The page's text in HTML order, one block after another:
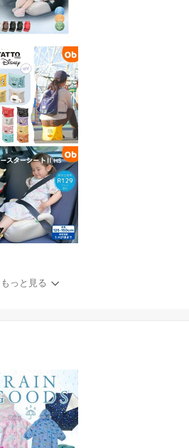
もっと見る